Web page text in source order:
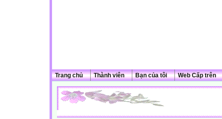
Trang chủ Thành viên Bạn của tôi Web Cấp trên